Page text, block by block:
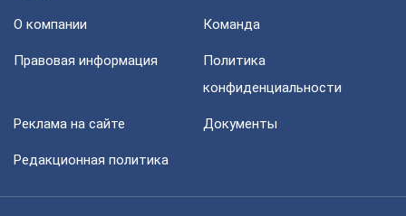
О компании Команда
Правовая информация
Политика
конфиденциальности
Реклама на сайте Документы
Редакционная политика